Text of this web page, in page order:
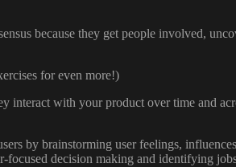
because they get people involved,
for even more!)
interact with your product over time and
by brainstorming user feelings,
focused decision making and identifying